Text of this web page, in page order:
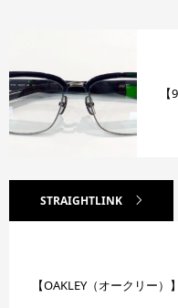
STRAIGHTLINK
【OAKLEY（オークリー）